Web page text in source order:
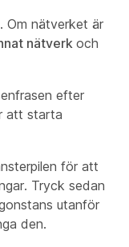
Om nätverket är
nätverk och
efter
att starta
för att
Tryck sedan
utanför
den.